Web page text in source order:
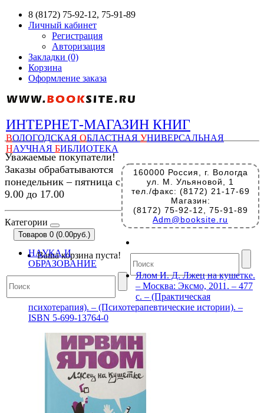
8 (8172) 75-92-12, 75-91-89
Личный кабинет
Регистрация
Авторизация
Закладки (0)
Корзина
Оформление заказа
ИНТЕРНЕТ-МАГАЗИН КНИГ
ВОЛОГОДСКАЯ ОБЛАСТНАЯ УНИВЕРСАЛЬНАЯ
НАУЧНАЯ БИБЛИОТЕКА
160000 Россия, г. Вологда
ул. М. Ульяновой, 1
тел./факс: (8172) 21-17-69
Магазин:
(8172) 75-92-12, 75-91-89
Adm@booksite.ru
Уважаемые покупатели!
Заказы обрабатываются
понедельник – пятница с
9.00 до 17.00
Категории
Товаров 0 (0.00руб.)
Ваша корзина пуста!
НАУКА И
ОБРАЗОВАНИЕ
Ялом И. Д. Лжец на кушетке.
– Москва: Эксмо, 2011. – 477
с. – (Практическая
психотерапия). – (Психотерапевтические истории). –
ISBN 5-699-13764-0